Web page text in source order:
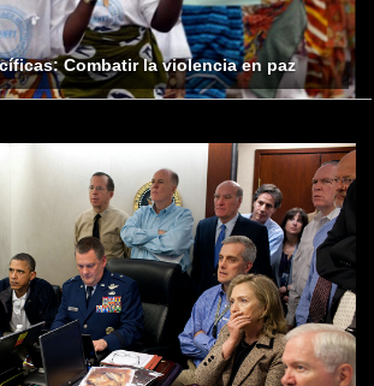
Combatir la violencia en paz